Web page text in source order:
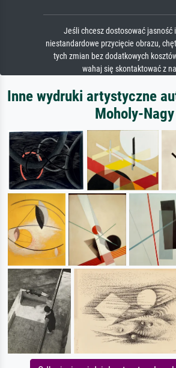
Jeśli chcesz dostosować jasność
niestandardowe przycięcie obrazu,
tych zmian bez dodatkowych
wahaj się skontaktować z
Inne wydruki artystyczne
Moholy-Nagy